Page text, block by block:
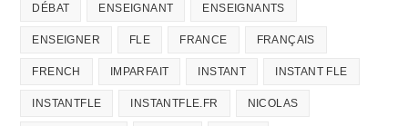
DÉBAT ENSEIGNANT ENSEIGNANTS
ENSEIGNER FLE FRANCE FRANÇAIS
FRENCH IMPARFAIT INSTANT INSTANT FLE
INSTANTFLE INSTANTFLE.FR NICOLAS